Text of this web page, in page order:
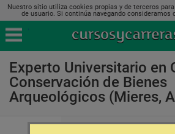
Nuestro sitio utiliza cookies propias y de terceros
de usuario. Si continúa navegando consideramos
Experto Universitario en
Conservación de Bienes
Arqueológicos (Mieres,
Universidad de